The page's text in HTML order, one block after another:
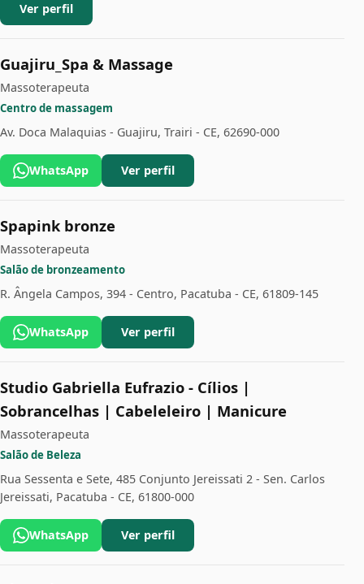
Ver perfil
Guajiru_Spa & Massage
Massoterapeuta
Centro de massagem
Av. Doca Malaquias - Guajiru, Trairi - CE, 62690-000
WhatsApp Ver perfil
Spapink bronze
Massoterapeuta
Salão de bronzeamento
R. Ângela Campos, 394 - Centro, Pacatuba - CE, 61809-145
WhatsApp Ver perfil
Studio Gabriella Eufrazio - Cílios |
Sobrancelhas | Cabeleleiro | Manicure
Massoterapeuta
Salão de Beleza
Rua Sessenta e Sete, 485 Conjunto Jereissati 2 - Sen. Carlos
Jereissati, Pacatuba - CE, 61800-000
WhatsApp Ver perfil